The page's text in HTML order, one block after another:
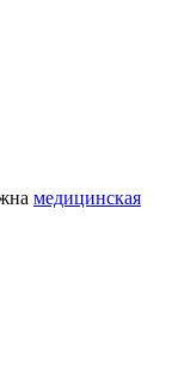
медицинская